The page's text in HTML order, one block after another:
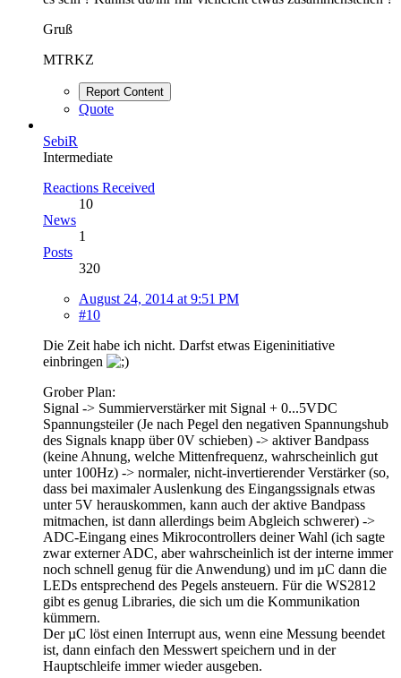
Gruß
MTRKZ
Report Content
Quote
SebiR
Intermediate
Reactions Received
10
News
1
Posts
320
August 24, 2014 at 9:51 PM
#10
Die Zeit habe ich nicht. Darfst etwas Eigeninitiative
einbringen
Grober Plan:
Signal -> Summierverstärker mit Signal + 0...5VDC
Spannungsteiler (Je nach Pegel den negativen Spannungshub
des Signals knapp über 0V schieben) -> aktiver Bandpass
(keine Ahnung, welche Mittenfrequenz, wahrscheinlich gut
unter 100Hz) -> normaler, nicht-invertierender Verstärker (so,
dass bei maximaler Auslenkung des Eingangssignals etwas
unter 5V herauskommen, kann auch der aktive Bandpass
mitmachen, ist dann allerdings beim Abgleich schwerer) ->
ADC-Eingang eines Mikrocontrollers deiner Wahl (ich sagte
zwar externer ADC, aber wahrscheinlich ist der interne immer
noch schnell genug für die Anwendung) und im µC dann die
LEDs entsprechend des Pegels ansteuern. Für die WS2812
gibt es genug Libraries, die sich um die Kommunikation
kümmern.
Der µC löst einen Interrupt aus, wenn eine Messung beendet
ist, dann einfach den Messwert speichern und in der
Hauptschleife immer wieder ausgeben.